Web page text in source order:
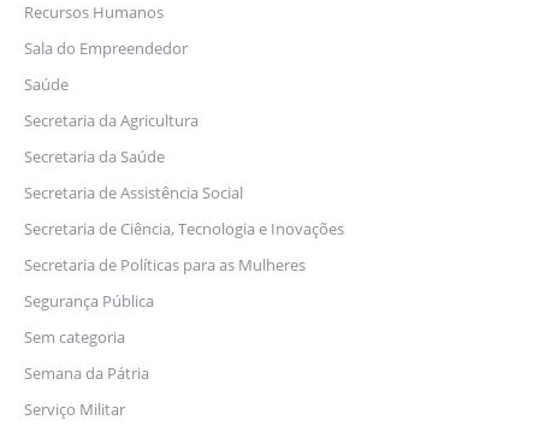
Recursos Humanos
Sala do Empreendedor
Saúde
Secretaria da Agricultura
Secretaria da Saúde
Secretaria de Assistência Social
Secretaria de Ciência, Tecnologia e Inovações
Secretaria de Políticas para as Mulheres
Segurança Pública
Sem categoria
Semana da Pátria
Serviço Militar